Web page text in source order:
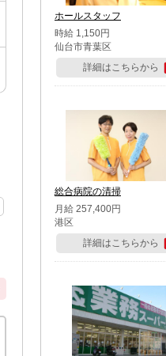
ホールスタッフ
時給 1,150円
仙台市青葉区
詳細はこちらから
総合病院の清掃
月給 257,400円
港区
詳細はこちらから